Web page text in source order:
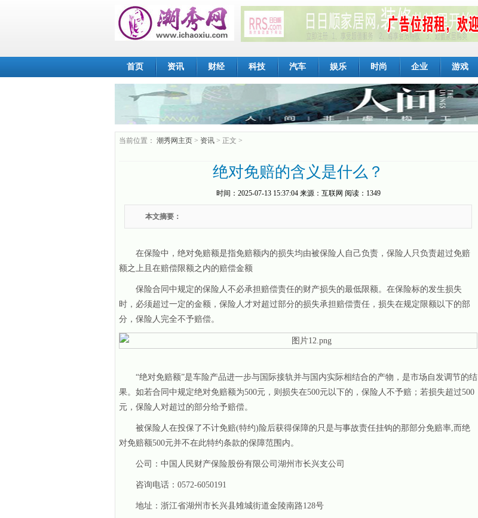
首页 资讯 财经 科技 汽车 娱乐 时尚 企业 游戏
当前位置： 潮秀网主页 > 资讯 > 正文 >
绝对免赔的含义是什么？
时间： 2025-07-13 15:37:04来源： 互联网 阅读：1349
本文摘要：
在保险中，绝对免赔额是指免赔额内的损失均由被保险人自己负责，保险人只负责超过免赔
额之上且在赔偿限额之内的赔偿金额
保险合同中规定的保险人不必承担赔偿责任的财产损失的最低限额。在保险标的发生损失
时，必须超过一定的金额，保险人才对超过部分的损失承担赔偿责任，损失在规定限额以下的部
分，保险人完全不予赔偿。
“绝对免赔额”是车险产品进一步与国际接轨并与国内实际相结合的产物，是市场自发调节的结
果。如若合同中规定绝对免赔额为500元，则损失在500元以下的，保险人不予赔；若损失超过500
元，保险人对超过的部分给予赔偿。
被保险人在投保了不计免赔(特约)险后获得保障的只是与事故责任挂钩的那部分免赔率,而绝
对免赔额500元并不在此特约条款的保障范围内。
公司：中国人民财产保险股份有限公司湖州市长兴支公司
咨询电话：0572-6050191
地址：浙江省湖州市长兴县雉城街道金陵南路128号